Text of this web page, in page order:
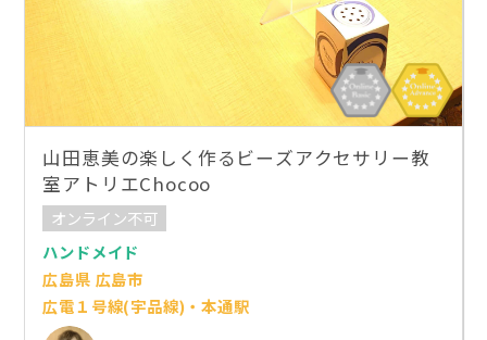
山田恵美の楽しく作るビーズアクセサリー教
室アトリエChocoo
オンライン不可
ハンドメイド
広島県 広島市
広電１号線(宇品線)・本通駅